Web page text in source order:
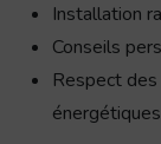
Installation
Conseils
Respect
énergétiques